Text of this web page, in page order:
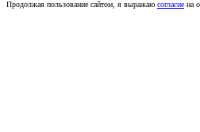
Продолжая пользование сайтом, я выражаю согласие на